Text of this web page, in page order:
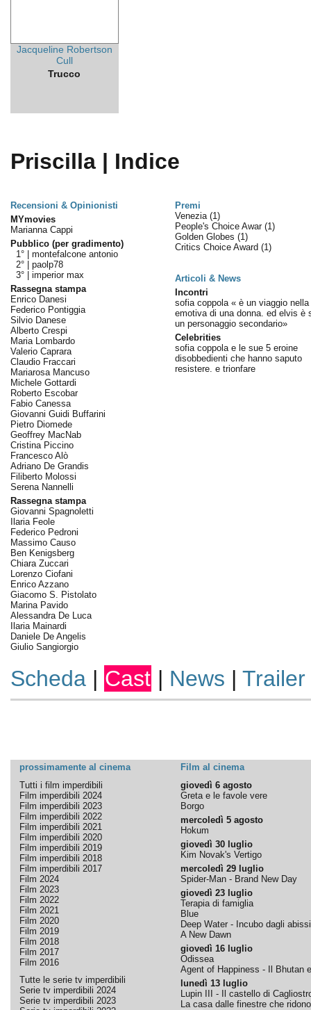
Jacqueline Robertson
Cull
Trucco
Priscilla | Indice
Recensioni & Opinionisti
Premi
MYmovies
Marianna Cappi
Pubblico (per gradimento)
1° | montefalcone antonio
2° | paolp78
3° | imperior max
Rassegna stampa
Enrico Danesi
Federico Pontiggia
Silvio Danese
Alberto Crespi
Maria Lombardo
Valerio Caprara
Claudio Fraccari
Mariarosa Mancuso
Michele Gottardi
Roberto Escobar
Fabio Canessa
Giovanni Guidi Buffarini
Pietro Diomede
Geoffrey MacNab
Cristina Piccino
Francesco Alò
Adriano De Grandis
Filiberto Molossi
Serena Nannelli
Rassegna stampa
Giovanni Spagnoletti
Ilaria Feole
Federico Pedroni
Massimo Causo
Ben Kenigsberg
Chiara Zuccari
Lorenzo Ciofani
Enrico Azzano
Giacomo S. Pistolato
Marina Pavido
Alessandra De Luca
Ilaria Mainardi
Daniele De Angelis
Giulio Sangiorgio
Venezia (1)
People's Choice Awar (1)
Golden Globes (1)
Critics Choice Award (1)
Articoli & News
Incontri
sofia coppola « è un viaggio
emotiva di una donna. ed elvis è
un personaggio secondario»
Celebrities
sofia coppola e le sue 5 eroine
disobbedienti che hanno saputo
resistere. e trionfare
Scheda| Cast | News | Trailer
prossimamente al cinema
Film al cinema
Tutti i film imperdibili
Film imperdibili 2024
Film imperdibili 2023
Film imperdibili 2022
Film imperdibili 2021
Film imperdibili 2020
Film imperdibili 2019
Film imperdibili 2018
Film imperdibili 2017
Film 2024
Film 2023
Film 2022
Film 2021
Film 2020
Film 2019
Film 2018
Film 2017
Film 2016
Tutte le serie tv imperdibili
Serie tv imperdibili 2024
Serie tv imperdibili 2023
giovedì 6 agosto
Greta e le favole vere
Borgo
mercoledì 5 agosto
Hokum
giovedì 30 luglio
Kim Novak's Vertigo
mercoledì 29 luglio
Spider-Man - Brand New Day
giovedì 23 luglio
Terapia di famiglia
Blue
Deep Water - Incubo dagli abissi
A New Dawn
giovedì 16 luglio
Odissea
Agent of Happiness - Il Bhutan
lunedì 13 luglio
Lupin III - Il castello di
La casa dalle finestre che ridono